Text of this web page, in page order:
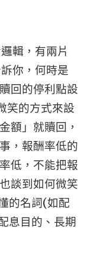
輯，有兩片
你，何時是
回的停利點設
笑的方式來設
額」就贖回，
，報酬率低的
低，不能把報
談到如何微笑
的名詞(如配
息目的、長期